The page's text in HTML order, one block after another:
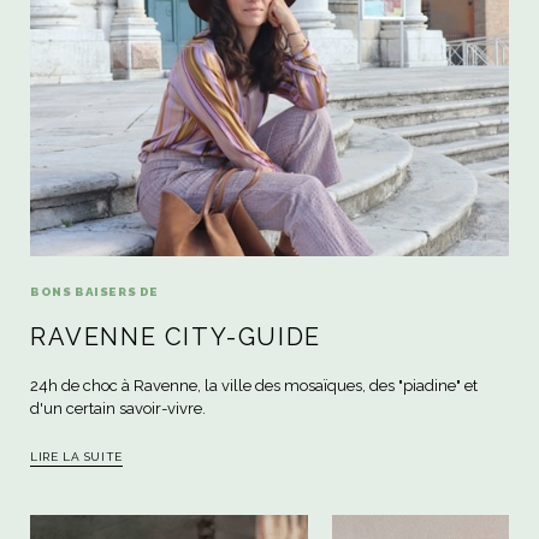
BONS BAISERS DE
RAVENNE CITY-GUIDE
24h de choc à Ravenne, la ville des mosaïques, des "piadine" et
d'un certain savoir-vivre.
LIRE LA SUITE